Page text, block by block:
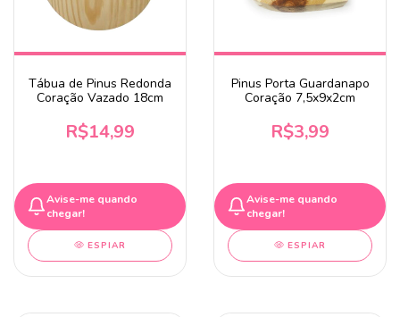
Tábua de Pinus Redonda
Coração Vazado 18cm
R$14,99
Avise-me quando
chegar!
ESPIAR
Pinus Porta Guardanapo
Coração 7,5x9x2cm
R$3,99
Avise-me quando
chegar!
ESPIAR